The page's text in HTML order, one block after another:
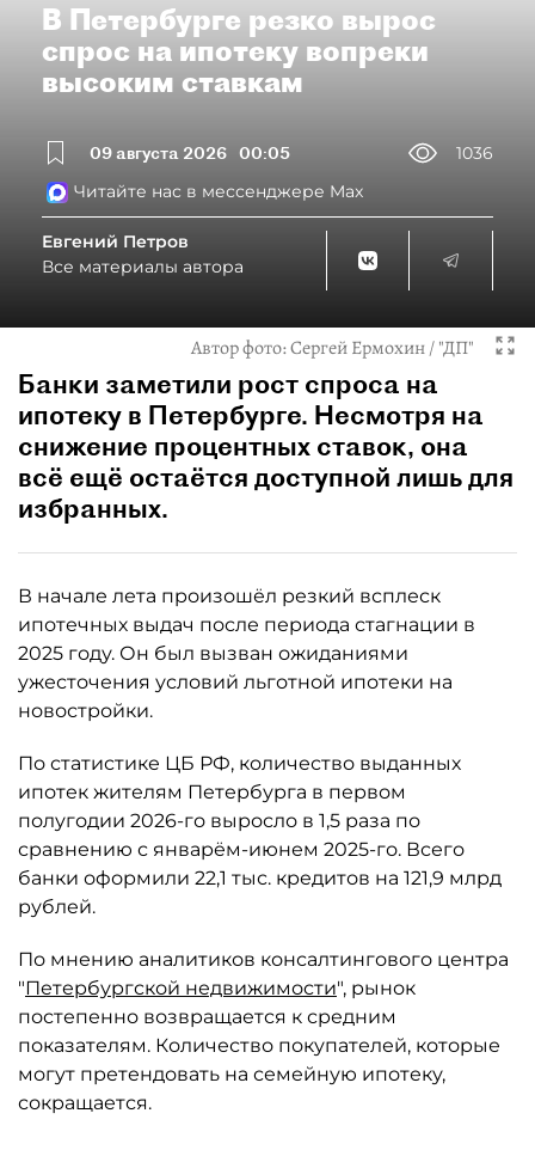
В Петербурге резко вырос
спрос на ипотеку вопреки
высоким ставкам
09 августа 2026 00:05
1036
Читайте нас в мессенджере Max
Евгений Петров
Все материалы автора
Автор фото:Сергей Ермохин / "ДП"
Банки заметили рост спроса на
ипотеку в Петербурге. Несмотря на
снижение процентных ставок, она
всё ещё остаётся доступной лишь для
избранных.
В начале лета произошёл резкий всплеск
ипотечных выдач после периода стагнации в
2025 году. Он был вызван ожиданиями
ужесточения условий льготной ипотеки на
новостройки.
По статистике ЦБ РФ, количество выданных
ипотек жителям Петербурга в первом
полугодии 2026-го выросло в 1,5 раза по
сравнению с январём-июнем 2025-го. Всего
банки оформили 22,1 тыс. кредитов на 121,9 млрд
рублей.
По мнению аналитиков консалтингового центра
"Петербургской недвижимости", рынок
постепенно возвращается к средним
показателям. Количество покупателей, которые
могут претендовать на семейную ипотеку,
сокращается.